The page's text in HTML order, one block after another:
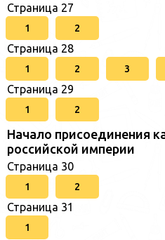
Страница 27
1 2
Страница 28
1 2 3
Страница 29
1 2
Начало присоединения
российской империи
Страница 30
1 2
Страница 31
1